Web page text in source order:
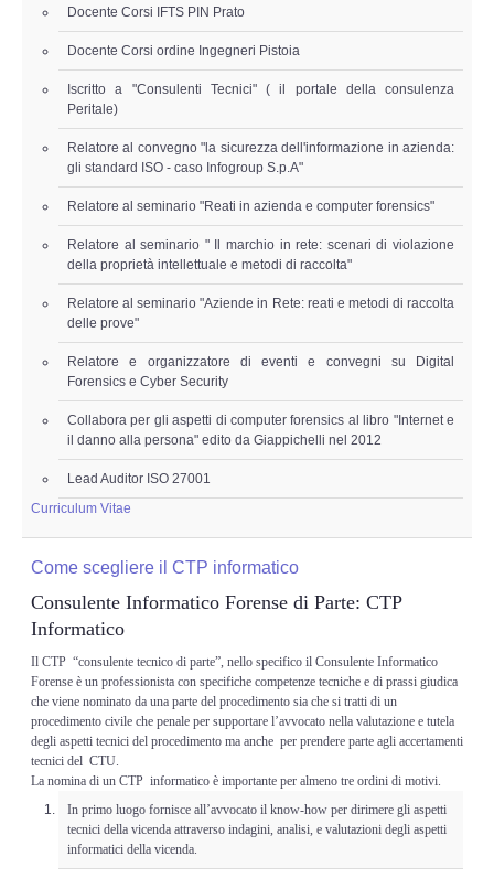
Log Management & SIEM
Vulnerability Assesment & Pen Test
BC & DR
Data Breach
A & C
Privacy & GDPR
Resp. Amministrativa dlsg 231
Adempimenti Ecommerce
Tutela Copyright e Marchi
Auditing Aziendale
Programma Azienda Sicura
Assistenza Legale
INFO
Docente Corsi IFTS PIN Prato
Docente Corsi ordine Ingegneri Pistoia
Iscritto a "Consulenti Tecnici" ( il portale della consulenza
Peritale)
Relatore al convegno "la sicurezza dell'informazione in azienda:
gli standard ISO - caso Infogroup S.p.A"
Relatore al seminario "Reati in azienda e computer forensics"
Relatore al seminario " Il marchio in rete: scenari di violazione
della proprietà intellettuale e metodi di raccolta"
Relatore al seminario "Aziende in Rete: reati e metodi di raccolta
delle prove"
Relatore e organizzatore di eventi e convegni su Digital
Forensics e Cyber Security
Collabora per gli aspetti di computer forensics al libro "Internet e
il danno alla persona" edito da Giappichelli nel 2012
Lead Auditor ISO 27001
Curriculum Vitae
Come scegliere il CTP informatico
Consulente Informatico Forense di Parte: CTP
Informatico
Il CTP “consulente tecnico di parte”, nello specifico il Consulente Informatico
Forense è un professionista con specifiche competenze tecniche e di prassi giudica
che viene nominato da una parte del procedimento sia che si tratti di un
procedimento civile che penale per supportare l’avvocato nella valutazione e tutela
degli aspetti tecnici del procedimento ma anche per prendere parte agli accertamenti
tecnici del CTU.
La nomina di un CTP informatico è importante per almeno tre ordini di motivi.
In primo luogo fornisce all’avvocato il know-how per dirimere gli aspetti
tecnici della vicenda attraverso indagini, analisi, e valutazioni degli aspetti
informatici della vicenda.